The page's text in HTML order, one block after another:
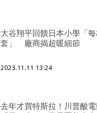
大谷翔平回饋日本小學「
套」 廠商揭超暖細節
2023.11.11 13:24
去年才買特斯拉！川普酸